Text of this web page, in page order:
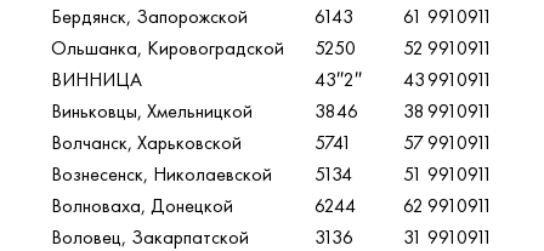
Бердянск, Запорожской 6143 61 9910911
Ольшанка, Кировоградской
5250 52 9910911
ВИННИЦА
43″2″ 439910911
Виньковцы, Хмельницкой
3846 389910911
Волчанск, Харьковской
5741 579910911
Вознесенск, Николаевской
5134 51 9910911
Волноваха, Донецкой
6244 62 9910911
Воловец, Закарпатской
3136 31 9910911